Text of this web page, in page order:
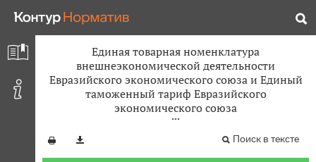
Единая товарная номенклатура
внешнеэкономической деятельности
Евразийского экономического союза и Единый
таможенный тариф Евразийского
экономического союза
Поиск в тексте